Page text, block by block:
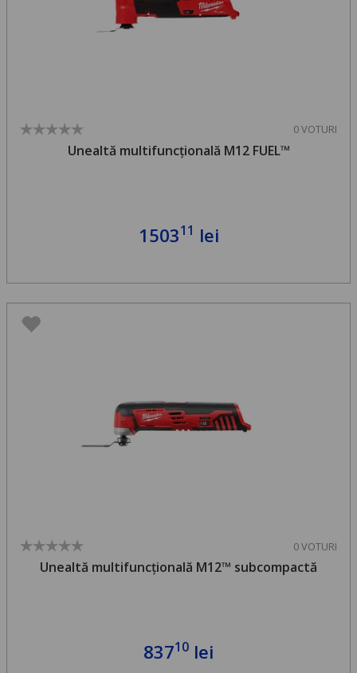
0 VOTURI
Unealtă multifuncțională M12 FUEL™
150311 lei
0 VOTURI
Unealtă multifuncțională M12™ subcompactă
83710 lei